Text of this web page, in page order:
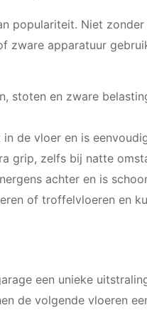
populariteit. Niet
zware apparatuur
stoten en zware
de vloer en is
grip, zelfs bij natte
achter en is
of troffelvloeren en
een unieke
de volgende vloeren